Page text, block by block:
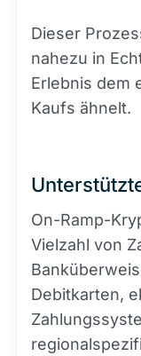
Dieser
nahezu in
Erlebnis dem
Kaufs ähnelt.
On-Ramp-
Vielzahl von
Debitkarten,